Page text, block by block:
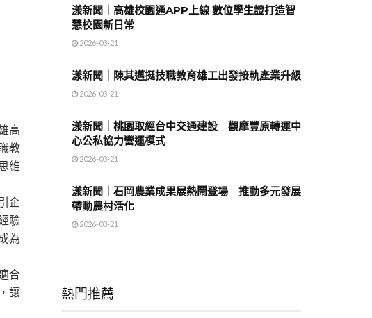
高
教
維
企
驗
為
合
讓
漾新聞｜高雄校園通APP上線 數位學生證打造智
慧校園新日常
2026-03-21
漾新聞｜陳其邁挺技職教育雄工出發接軌產業升級
2026-03-21
漾新聞｜桃園取經台中交通建設 觀摩豐原轉運中
心公私協力營運模式
2026-03-21
漾新聞｜石岡農業成果展熱鬧登場 推動多元發展
帶動農村活化
2026-03-21
熱門推薦